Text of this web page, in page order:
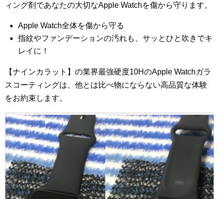
ィング剤であなたの大切なApple Watchを傷から守ります。
Apple Watch全体を傷から守る
指紋やファンデーションの汚れも、サッとひと吹きでキ
レイに！
【ナインカラット】の業界最強硬度10HのApple Watchガラ
スコーティングは、他とは比べ物にならない高品質な体験
をお約束します。